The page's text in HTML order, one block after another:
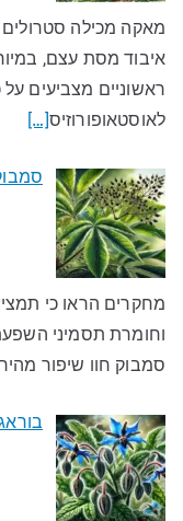
מאקה מכילה סטרולים
איבוד מסת עצם,
ראשוניים מצביעים
לאוסטאופורוזיס[…]
מחקרים הראו כי
וחומרת תסמיני
סמבוק חוו שיפור